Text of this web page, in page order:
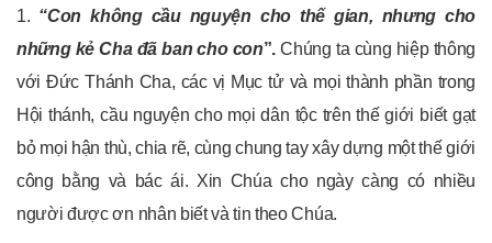
1. “Con không cầu nguyện cho thế gian, nhưng cho
những kẻ Cha đã ban cho con”. Chúng ta cùng hiệp thông
với Đức Thánh Cha, các vị Mục tử và mọi thành phần trong
Hội thánh, cầu nguyện cho mọi dân tộc trên thế giới biết gạt
bỏ mọi hận thù, chia rẽ, cùng chung tay xây dựng một thế giới
công bằng và bác ái. Xin Chúa cho ngày càng có nhiều
người được ơn nhân biết và tin theo Chúa.